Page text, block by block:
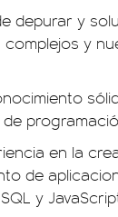
depurar y
y
en la
de
y